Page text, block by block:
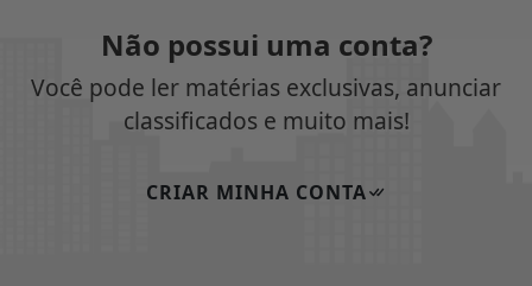
Não possui uma conta?
Você pode ler matérias exclusivas, anunciar
classificados e muito mais!
CRIAR MINHA CONTA